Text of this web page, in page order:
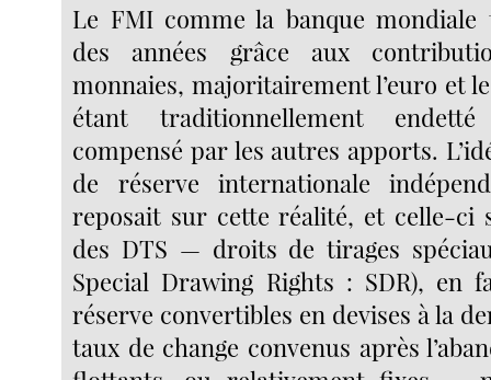
Le FMI comme la banque
des années grâce aux
monnaies, majoritairement l’euro et
étant traditionnellement
compensé par les autres apports.
de réserve internationale
reposait sur cette réalité, et celle-ci
des DTS — droits de tirages
Special Drawing Rights : SDR), en
réserve convertibles en devises à la
taux de change convenus après